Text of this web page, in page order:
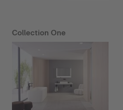
Collection One